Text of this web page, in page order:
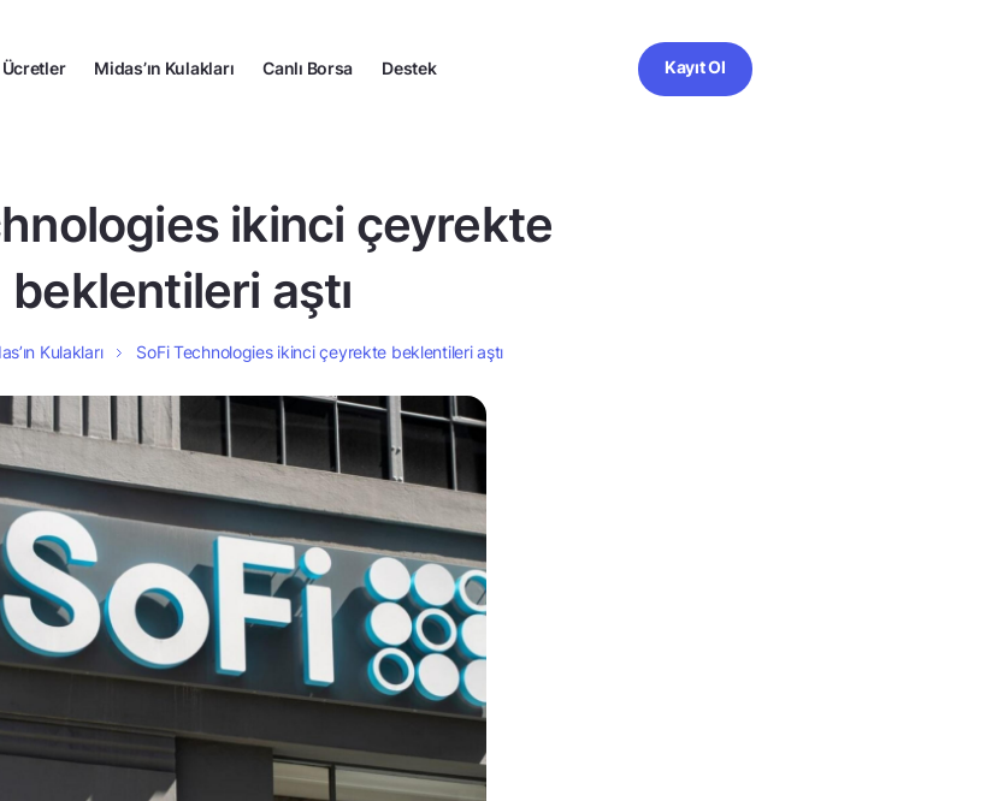
Ücretler Midas’ın Kulakları Canlı Borsa Destek Kayıt Ol
ikinci çeyrekte
beklentileri aştı
Kulakları SoFi Technologies ikinci çeyrekte beklentileri aştı